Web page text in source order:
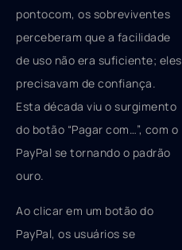
pontocom, os sobreviventes
perceberam que a facilidade
de uso não era suficiente; eles
precisavam de confiança.
Esta década viu o surgimento
do botão “Pagar com…”, com o
PayPal se tornando o padrão
ouro.
Ao clicar em um botão do
PayPal, os usuários se